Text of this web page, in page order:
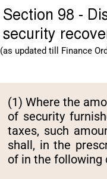
Section 98 -
security
(as updated till Finance
(1) Where the
of security
taxes, such
shall, in the
of in the following